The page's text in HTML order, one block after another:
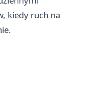
kiedy ruch na